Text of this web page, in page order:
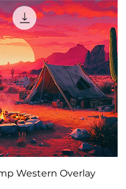
Western Overlay